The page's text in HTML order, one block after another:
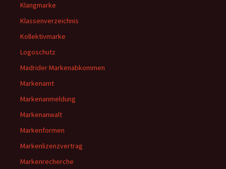
Klangmarke
Klassenverzeichnis
Kollektivmarke
Logoschutz
Madrider Markenabkommen
Markenamt
Markenanmeldung
Markenanwalt
Markenformen
Markenlizenzvertrag
Markenrecherche